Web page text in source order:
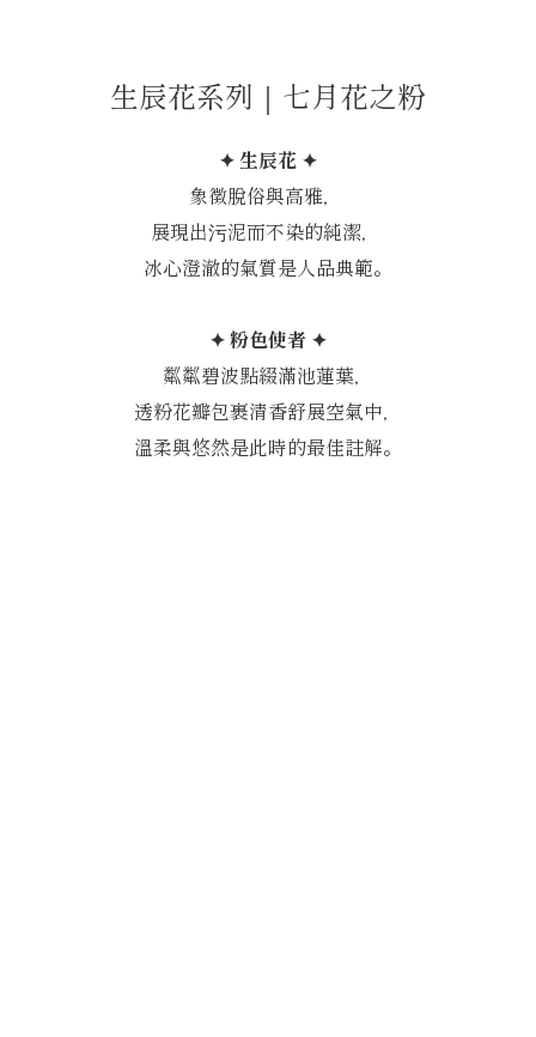
生辰花系列｜七月花之粉
✦ 生辰花 ✦
象徵脫俗與高雅，
展現出污泥而不染的純潔，
冰心澄澈的氣質是人品典範。
✦ 粉色使者 ✦
粼粼碧波點綴滿池蓮葉，
透粉花瓣包裹清香舒展空氣中，
溫柔與悠然是此時的最佳註解。